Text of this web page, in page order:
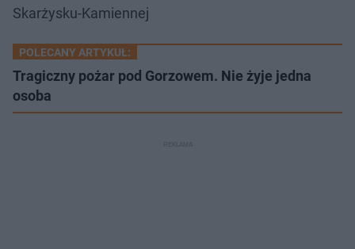
Skarżysku-Kamiennej
POLECANY ARTYKUŁ:
Tragiczny pożar pod Gorzowem. Nie żyje jedna
osoba